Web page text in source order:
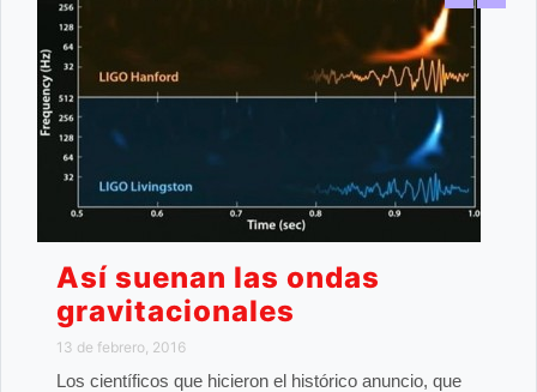
Así suenan las ondas
gravitacionales
13 de febrero, 2016
Los científicos que hicieron el histórico anuncio, que